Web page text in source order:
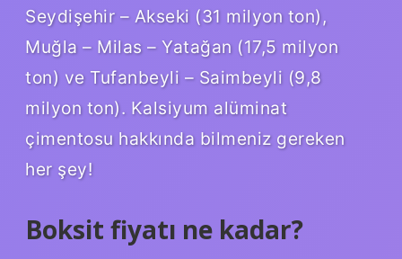
Seydişehir – Akseki (31 milyon ton),
Muğla – Milas – Yatağan (17,5 milyon
ton) ve Tufanbeyli – Saimbeyli (9,8
milyon ton). Kalsiyum alüminat
çimentosu hakkında bilmeniz gereken
her şey!
Boksit fiyatı ne kadar?